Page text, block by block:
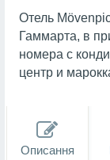
Отель
Гаммарта, в
номера с
центр и
Описання